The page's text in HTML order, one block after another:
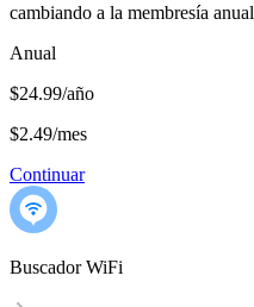
cambiando a la membresía anual
Anual
$24.99/año
$2.49/mes
Continuar
Buscador WiFi